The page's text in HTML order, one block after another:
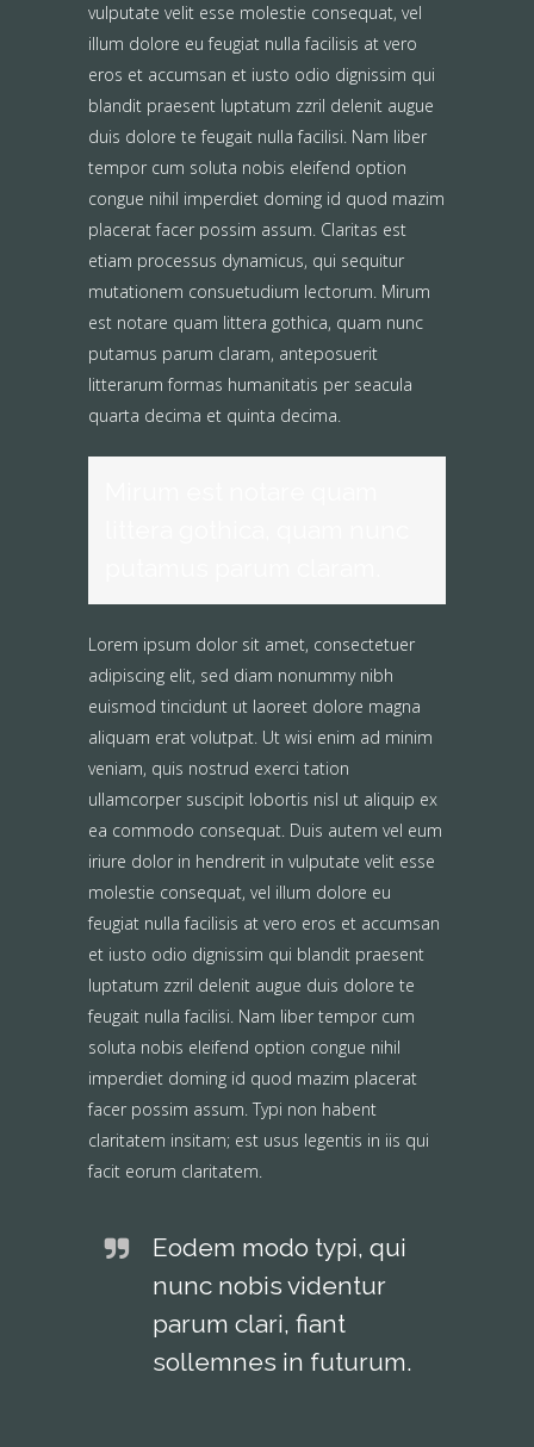
vulputate velit esse molestie consequat, vel
illum dolore eu feugiat nulla facilisis at vero
eros et accumsan et iusto odio dignissim qui
blandit praesent luptatum zzril delenit augue
duis dolore te feugait nulla facilisi. Nam liber
tempor cum soluta nobis eleifend option
congue nihil imperdiet doming id quod mazim
placerat facer possim assum. Claritas est
etiam processus dynamicus, qui sequitur
mutationem consuetudium lectorum. Mirum
est notare quam littera gothica, quam nunc
putamus parum claram, anteposuerit
litterarum formas humanitatis per seacula
quarta decima et quinta decima.
Lorem ipsum dolor sit amet, consectetuer
adipiscing elit, sed diam nonummy nibh
euismod tincidunt ut laoreet dolore magna
aliquam erat volutpat. Ut wisi enim ad minim
veniam, quis nostrud exerci tation
ullamcorper suscipit lobortis nisl ut aliquip ex
ea commodo consequat. Duis autem vel eum
iriure dolor in hendrerit in vulputate velit esse
molestie consequat, vel illum dolore eu
feugiat nulla facilisis at vero eros et accumsan
et iusto odio dignissim qui blandit praesent
luptatum zzril delenit augue duis dolore te
feugait nulla facilisi. Nam liber tempor cum
soluta nobis eleifend option congue nihil
imperdiet doming id quod mazim placerat
facer possim assum. Typi non habent
claritatem insitam; est usus legentis in iis qui
facit eorum claritatem.
Eodem modo typi, qui
nunc nobis videntur
parum clari, fiant
sollemnes in futurum.